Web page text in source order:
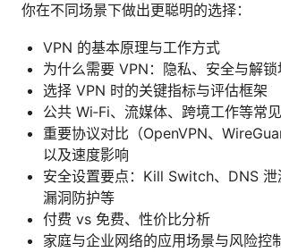
你在不同场景下做出更聪明的选择：
VPN 的基本原理与工作方式
为什么需要 VPN：隐私、安全与解
选择 VPN 时的关键指标与评估框架
公共 Wi‑Fi、流媒体、跨境工作等常
重要协议对比（OpenVPN、
以及速度影响
安全设置要点：Kill Switch、DNS 泄
漏洞防护等
付费 vs 免费、性价比分析
家庭与企业网络的应用场景与风险控